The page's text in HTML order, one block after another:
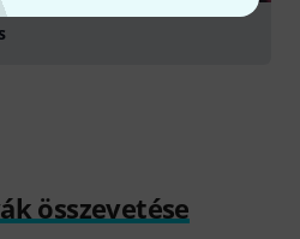
összevetése